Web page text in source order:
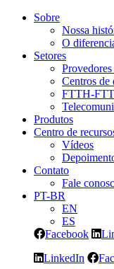
Sobre
Nossa
O
Setores
Centros de
FTTH-
Produtos
Centro de
Vídeos
Contato
Fale
PT-BR
EN
ES
Facebook
LinkedIn